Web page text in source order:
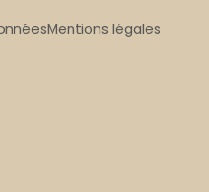
Mentions légales